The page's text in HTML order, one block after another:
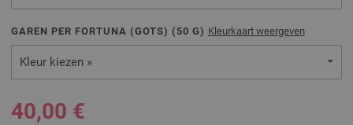
GAREN PER FORTUNA (GOTS) ( 50 G) Kleurkaart weergeven
Kleur kiezen »
40,00 €